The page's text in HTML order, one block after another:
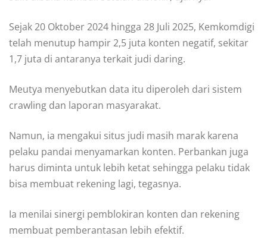
Sejak 20 Oktober 2024 hingga 28 Juli 2025, Kemkomdigi
telah menutup hampir 2,5 juta konten negatif, sekitar
1,7 juta di antaranya terkait judi daring.
Meutya menyebutkan data itu diperoleh dari sistem
crawling dan laporan masyarakat.
Namun, ia mengakui situs judi masih marak karena
pelaku pandai menyamarkan konten. Perbankan juga
harus diminta untuk lebih ketat sehingga pelaku tidak
bisa membuat rekening lagi, tegasnya.
Ia menilai sinergi pemblokiran konten dan rekening
membuat pemberantasan lebih efektif.